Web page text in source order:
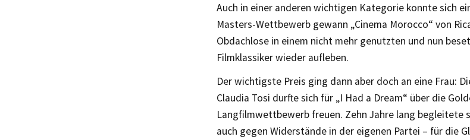
Auch in einer anderen wichtigen Kategorie konnte sich
Masters-Wettbewerb gewann „Cinema Morocco“ von
Obdachlose in einem nicht mehr genutzten und nun
Filmklassiker wieder aufleben.
Der wichtigste Preis ging dann aber doch an eine Frau:
Claudia Tosi durfte sich für „I Had a Dream“ über die
Langfilmwettbewerb freuen. Zehn Jahre lang begleitete
auch gegen Widerstände in der eigenen Partei – für die